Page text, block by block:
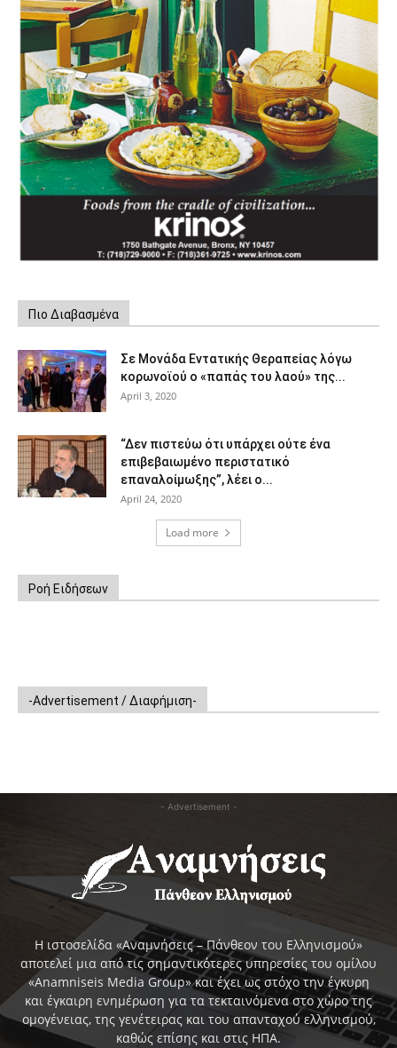
Πιο Διαβασμένα
Σε Μονάδα Εντατικής Θεραπείας λόγω
κορωνοϊού ο «παπάς του λαού» της...
April 3, 2020
“Δεν πιστεύω ότι υπάρχει ούτε ένα
επιβεβαιωμένο περιστατικό
επαναλοίμωξης”, λέει ο...
April 24, 2020
Load more
Ροή Ειδήσεων
-Advertisement / Διαφήμιση-
- Advertisement -
Η ιστοσελίδα «Αναμνήσεις – Πάνθεον του Ελληνισμού»
αποτελεί μια από τις σημαντικότερες υπηρεσίες του ομίλου
«Anamniseis Media Group» και έχει ως στόχο την έγκυρη
και έγκαιρη ενημέρωση για τα τεκταινόμενα στο χώρο της
ομογένειας, της γενέτειρας και του απανταχού ελληνισμού,
καθώς επίσης και στις ΗΠΑ.